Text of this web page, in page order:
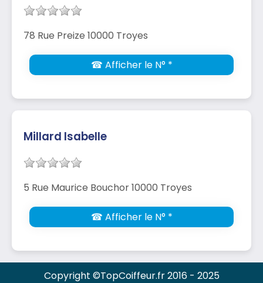
78 Rue Preize 10000 Troyes
☎ Afficher le N° *
Millard Isabelle
5 Rue Maurice Bouchor 10000 Troyes
☎ Afficher le N° *
Copyright ©TopCoiffeur.fr 2016 - 2025